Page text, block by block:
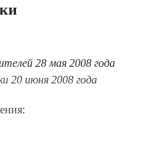
28 мая 2008 года
20 июня 2008 года